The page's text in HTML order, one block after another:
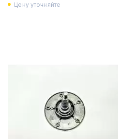
Цену уточняйте